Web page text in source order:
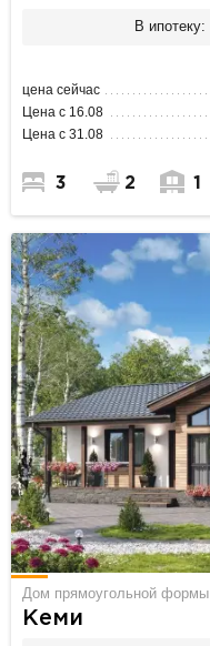
В ипотеку:
цена сейчас
Цена с 16.08
Цена с 31.08
3 2 1
Дом прямоугольной формы
Кеми